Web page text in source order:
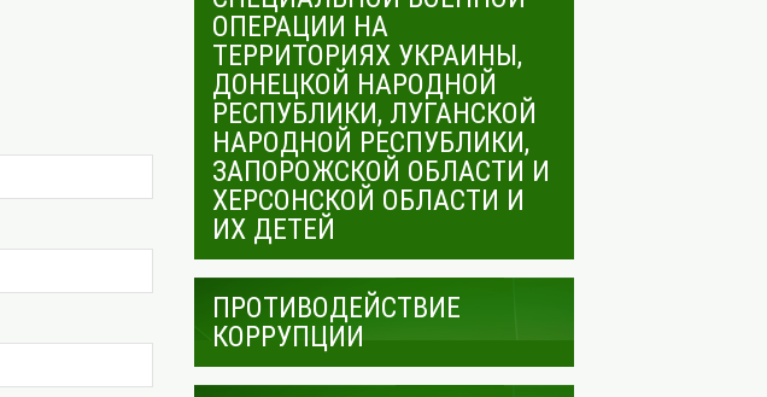
ОПЕРАЦИИ НА
ТЕРРИТОРИЯХ УКРАИНЫ,
ДОНЕЦКОЙ НАРОДНОЙ
РЕСПУБЛИКИ, ЛУГАНСКОЙ
НАРОДНОЙ РЕСПУБЛИКИ,
ЗАПОРОЖСКОЙ ОБЛАСТИ И
ХЕРСОНСКОЙ ОБЛАСТИ И
ИХ ДЕТЕЙ
ПРОТИВОДЕЙСТВИЕ
КОРРУПЦИИ